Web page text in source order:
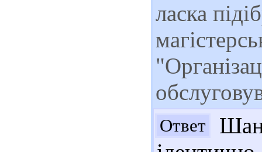
ласка
Ответ